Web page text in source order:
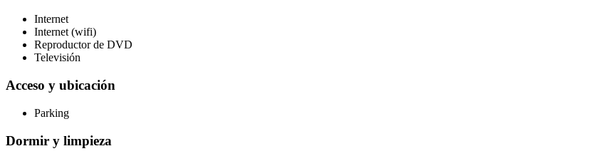
Internet
Internet (wifi)
Reproductor de DVD
Televisión
Acceso y ubicación
Parking
Dormir y limpieza